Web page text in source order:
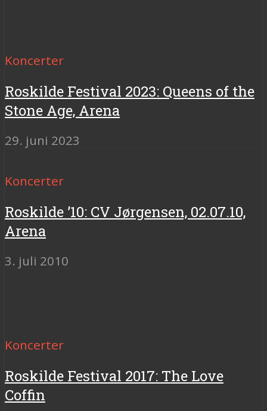
Koncerter
Roskilde Festival 2023: Queens of the
Stone Age, Arena
29. juni 2023
Koncerter
Roskilde ’10: CV Jørgensen, 02.07.10,
Arena
3. juli 2010
Koncerter
Roskilde Festival 2017: The Love
Coffin